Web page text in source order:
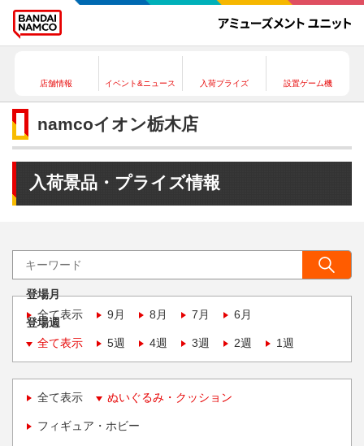
店舗情報 イベント&ニュース 入荷プライズ 設置ゲーム機
namcoイオン栃木店
入荷景品・プライズ情報
登場月
全て表示
9月 8月 7月 6月
登場週
全て表示
5週 4週 3週 2週 1週
全て表示 ぬいぐるみ・クッション
フィギュア・ホビー